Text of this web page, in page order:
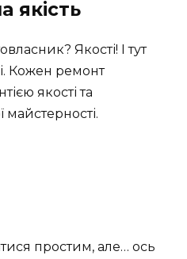
якість
Якості! І тут
Кожен ремонт
якості та
простим, але… ось